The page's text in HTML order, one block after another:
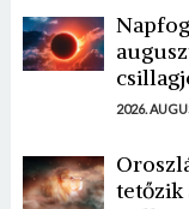
2026.
tetőzik
Jelszó